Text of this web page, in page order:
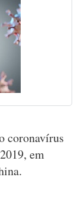
coronavírus
em